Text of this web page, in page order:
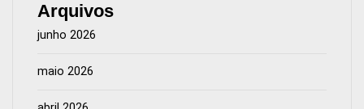
Arquivos
junho 2026
maio 2026